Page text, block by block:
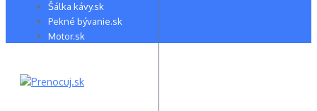
Šálka kávy.sk
Pekné bývanie.sk
Motor.sk